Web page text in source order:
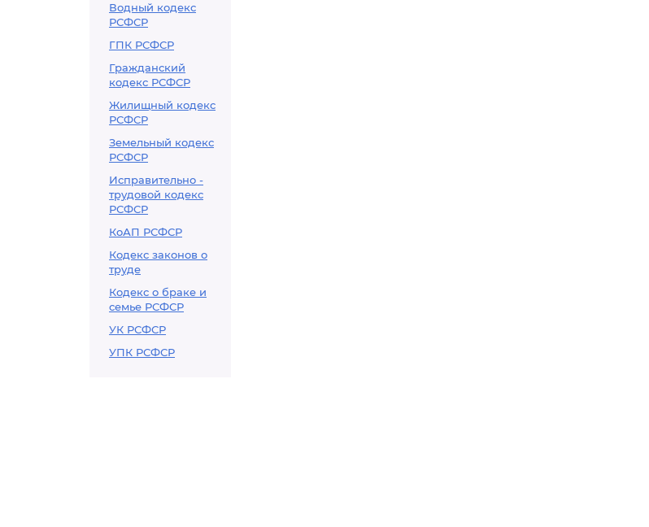
Водный кодекс
РСФСР
ГПК РСФСР
Гражданский
кодекс РСФСР
Жилищный кодекс
РСФСР
Земельный кодекс
РСФСР
Исправительно -
трудовой кодекс
РСФСР
КоАП РСФСР
Кодекс законов о
труде
Кодекс о браке и
семье РСФСР
УК РСФСР
УПК РСФСР